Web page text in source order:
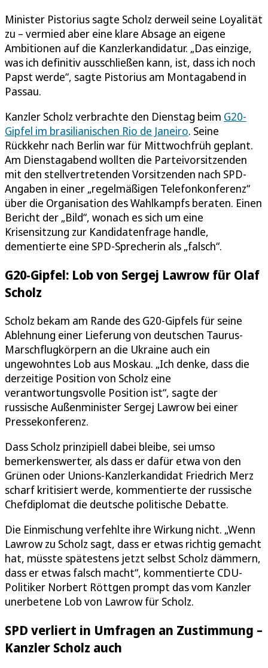
Minister Pistorius sagte Scholz derweil seine Loyalität
zu – vermied aber eine klare Absage an eigene
Ambitionen auf die Kanzlerkandidatur. „Das einzige,
was ich definitiv ausschließen kann, ist, dass ich noch
Papst werde“, sagte Pistorius am Montagabend in
Passau.
Kanzler Scholz verbrachte den Dienstag beim G20-
Gipfel im brasilianischen Rio de Janeiro. Seine
Rückkehr nach Berlin war für Mittwochfrüh geplant.
Am Dienstagabend wollten die Parteivorsitzenden
mit den stellvertretenden Vorsitzenden nach SPD-
Angaben in einer „regelmäßigen Telefonkonferenz“
über die Organisation des Wahlkampfs beraten. Einen
Bericht der „Bild“, wonach es sich um eine
Krisensitzung zur Kandidatenfrage handle,
dementierte eine SPD-Sprecherin als „falsch“.
G20-Gipfel: Lob von Sergej Lawrow für Olaf
Scholz
Scholz bekam am Rande des G20-Gipfels für seine
Ablehnung einer Lieferung von deutschen Taurus-
Marschflugkörpern an die Ukraine auch ein
ungewohntes Lob aus Moskau. „Ich denke, dass die
derzeitige Position von Scholz eine
verantwortungsvolle Position ist“, sagte der
russische Außenminister Sergej Lawrow bei einer
Pressekonferenz.
Dass Scholz prinzipiell dabei bleibe, sei umso
bemerkenswerter, als dass er dafür etwa von den
Grünen oder Unions-Kanzlerkandidat Friedrich Merz
scharf kritisiert werde, kommentierte der russische
Chefdiplomat die deutsche politische Debatte.
Die Einmischung verfehlte ihre Wirkung nicht. „Wenn
Lawrow zu Scholz sagt, dass er etwas richtig gemacht
hat, müsste spätestens jetzt selbst Scholz dämmern,
dass er etwas falsch macht“, kommentierte CDU-
Politiker Norbert Röttgen prompt das vom Kanzler
unerbetene Lob von Lawrow für Scholz.
SPD verliert in Umfragen an Zustimmung –
Kanzler Scholz auch